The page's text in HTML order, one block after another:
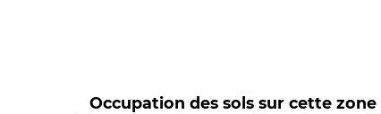
Occupation des sols sur cette zone